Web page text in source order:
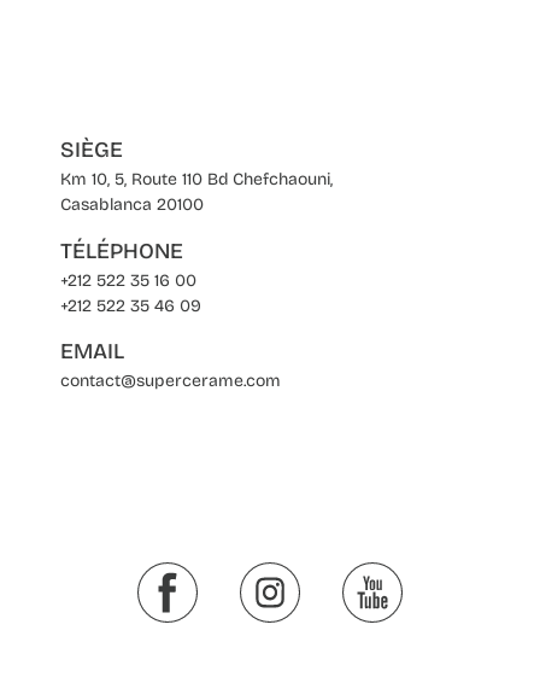
SIÈGE
Km 10, 5, Route 110 Bd Chefchaouni,
Casablanca 20100
TÉLÉPHONE
+212 522 35 16 00
+212 522 35 46 09
EMAIL
contact@supercerame.com